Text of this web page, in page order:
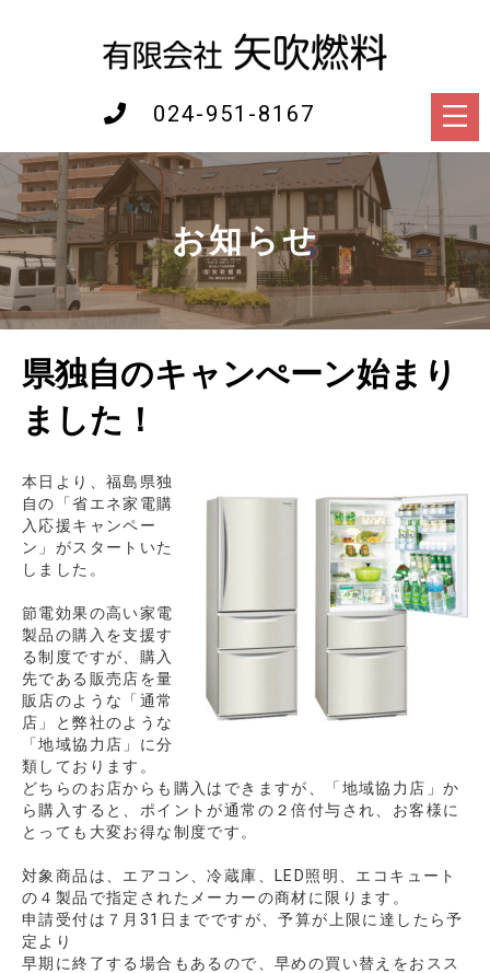
024-951-8167
お知らせ
県独自のキャンぺーン始まり
ました！
本日より、福島県独
自の「省エネ家電購
入応援キャンペー
ン」がスタートいた
しました。
節電効果の高い家電
製品の購入を支援す
る制度ですが、購入
先である販売店を量
販店のような「通常
店」と弊社のような
「地域協力店」に分
類しております。
どちらのお店からも購入はできますが、「地域協力店」か
ら購入すると、ポイントが通常の２倍付与され、お客様に
とっても大変お得な制度です。
対象商品は、エアコン、冷蔵庫、LED照明、エコキュート
の４製品で指定されたメーカーの商材に限ります。
申請受付は７月31日までですが、予算が上限に達したら予
定より
早期に終了する場合もあるので、早めの買い替えをおスス